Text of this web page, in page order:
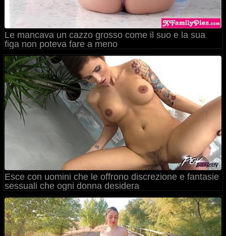
Le mancava un cazzo grosso come il suo e la sua
figa non poteva fare a meno
Esce con uomini che le offrono discrezione e fantasie
sessuali che ogni donna desidera